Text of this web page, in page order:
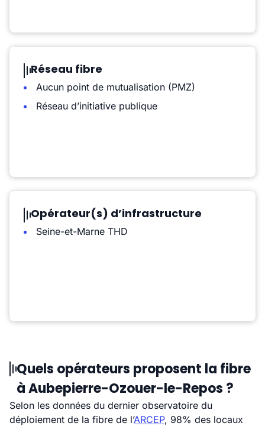
Réseau fibre
Aucun point de mutualisation (PMZ)
Réseau d’initiative publique
Opérateur(s) d’infrastructure
Seine-et-Marne THD
Quels opérateurs proposent la fibre
à Aubepierre-Ozouer-le-Repos ?
Selon les données du dernier observatoire du
déploiement de la fibre de l’ARCEP, 98% des locaux